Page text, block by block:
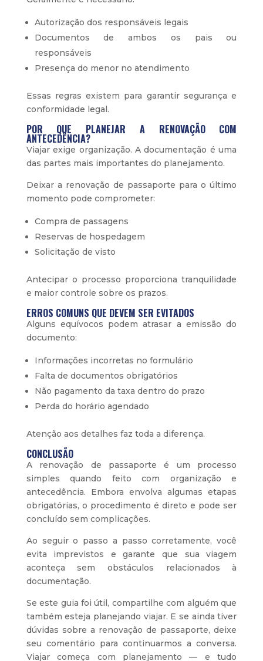
Autorização dos responsáveis legais
Documentos de ambos os pais ou
responsáveis
Presença do menor no atendimento
Essas regras existem para garantir segurança e
conformidade legal.
POR QUE PLANEJAR A RENOVAÇÃO COM
ANTECEDÊNCIA?
Viajar exige organização. A documentação é uma
das partes mais importantes do planejamento.
Deixar a renovação de passaporte para o último
momento pode comprometer:
Compra de passagens
Reservas de hospedagem
Solicitação de visto
Antecipar o processo proporciona tranquilidade
e maior controle sobre os prazos.
ERROS COMUNS QUE DEVEM SER EVITADOS
Alguns equívocos podem atrasar a emissão do
documento:
Informações incorretas no formulário
Falta de documentos obrigatórios
Não pagamento da taxa dentro do prazo
Perda do horário agendado
Atenção aos detalhes faz toda a diferença.
CONCLUSÃO
A renovação de passaporte é um processo
simples quando feito com organização e
antecedência. Embora envolva algumas etapas
obrigatórias, o procedimento é direto e pode ser
concluído sem complicações.
Ao seguir o passo a passo corretamente, você
evita imprevistos e garante que sua viagem
aconteça sem obstáculos relacionados à
documentação.
Se este guia foi útil, compartilhe com alguém que
também esteja planejando viajar. E se ainda tiver
dúvidas sobre a renovação de passaporte, deixe
seu comentário para continuarmos a conversa.
Viajar começa com planejamento — e tudo